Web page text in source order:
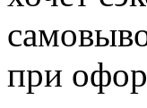
при